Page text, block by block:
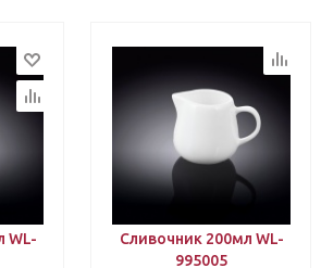
WL-
Сливочник 200мл WL-
995005